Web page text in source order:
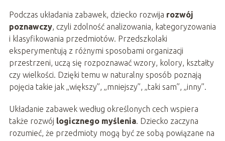
Podczas układania zabawek, dziecko rozwija rozwój
poznawczy, czyli zdolność analizowania, kategoryzowania
i klasyfikowania przedmiotów. Przedszkolaki
eksperymentują z różnymi sposobami organizacji
przestrzeni, uczą się rozpoznawać wzory, kolory, kształty
czy wielkości. Dzięki temu w naturalny sposób poznają
pojęcia takie jak „większy”, „mniejszy”, „taki sam”, „inny”.
Układanie zabawek według określonych cech wspiera
także rozwój logicznego myślenia. Dziecko zaczyna
rozumieć, że przedmioty mogą być ze sobą powiązane na